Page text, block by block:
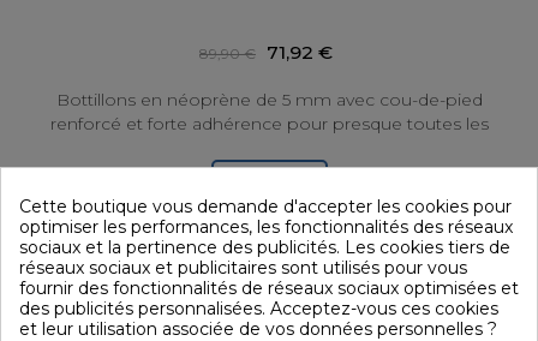
89,90 € 71,92 €
Bottillons en néoprène de 5 mm avec cou-de-pied
renforcé et forte adhérence pour presque toutes les
Cette boutique vous demande d'accepter les cookies pour
optimiser les performances, les fonctionnalités des réseaux
sociaux et la pertinence des publicités. Les cookies tiers de
réseaux sociaux et publicitaires sont utilisés pour vous
fournir des fonctionnalités de réseaux sociaux optimisées et
des publicités personnalisées. Acceptez-vous ces cookies
et leur utilisation associée de vos données personnelles ?